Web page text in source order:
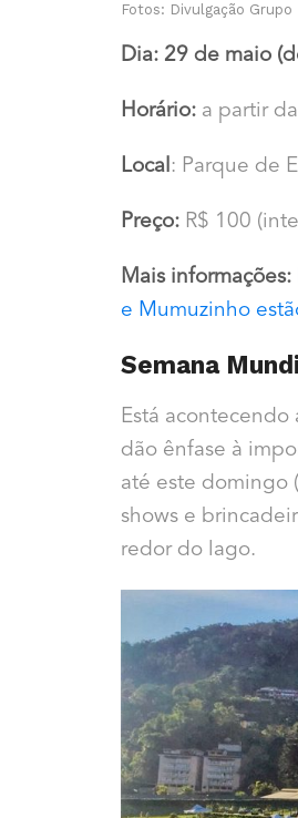
Fotos: Divulgação
Dia: 29 de maio
Horário: a partir
Local: Parque de
Preço: R$ 100
Mais informações:
e Mumuzinho
Semana
Está
dão ênfase à
até este domingo
shows e
redor do lago.